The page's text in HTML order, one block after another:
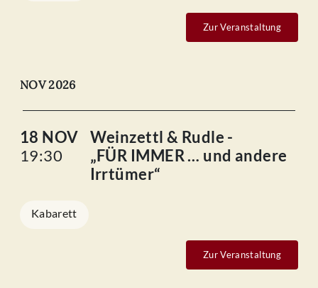
Zur Veranstaltung
NOV 2026
18 NOV
19:30
Weinzettl & Rudle -
„FÜR IMMER … und andere
Irrtümer“
Kabarett
Zur Veranstaltung